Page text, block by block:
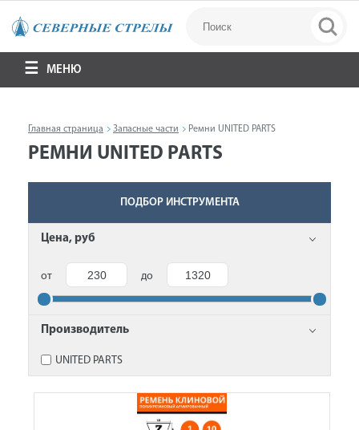
МЕНЮ
Главная страница Запасные части Ремни UNITED PARTS
РЕМНИ UNITED PARTS
ПОДБОР ИНСТРУМЕНТА
Цена, руб
от до
Производитель
UNITED PARTS